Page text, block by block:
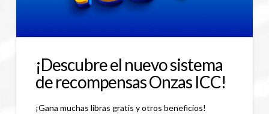
¡Descubre el nuevo sistema
de recompensas Onzas ICC!
¡Gana muchas libras gratis y otros beneficios!